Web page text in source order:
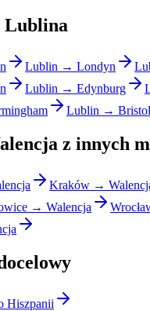
Lublina
Lublin → Londyn
Lublin → Edynburg
Lublin → Bristol
z innych
Kraków →
→ Walencja
Hiszpanii